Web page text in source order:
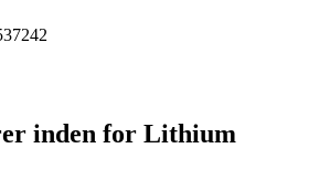
inden for Lithium